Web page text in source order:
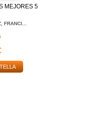
MEJORES 5
FRANCI...